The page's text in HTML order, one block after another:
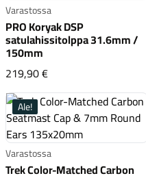
Varastossa
PRO Koryak DSP
satulahissitolppa 31.6mm /
150mm
219,90 €PRO Koryak DSP
Varastossa
Trek Color-Matched Carbon
Ale!